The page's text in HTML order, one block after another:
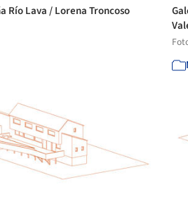
Río Lava / Lorena Troncoso